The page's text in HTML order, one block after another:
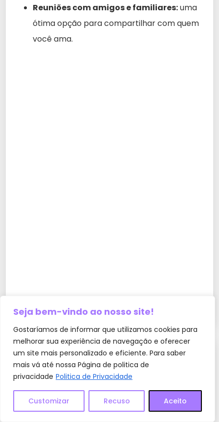
Seja bem-vindo ao nosso site!
Gostaríamos de informar que utilizamos cookies para
melhorar sua experiência de navegação e oferecer
um site mais personalizado e eficiente. Para saber
mais vá até nossa Página de politica de
privacidade Politica de Privacidade
Customizar Recuso Aceito
Reuniões com amigos e familiares:uma
ótima opção para compartilhar com quem
você ama.
ANTERIOR
Adeus sujeira! Esta misturinha caseira vai deixar
seu piso impecável